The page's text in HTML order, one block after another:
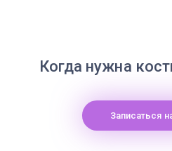
Когда нужна
Записаться